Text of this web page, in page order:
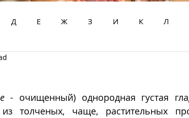
Д Е Ж З И К Л
- очищенный) однородная густая
из толченых, чаще, растительных